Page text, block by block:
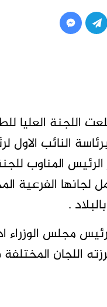
اللجنة العليا
النائب
المناوب
لجانها الفرعية
.
مجلس
اللجان